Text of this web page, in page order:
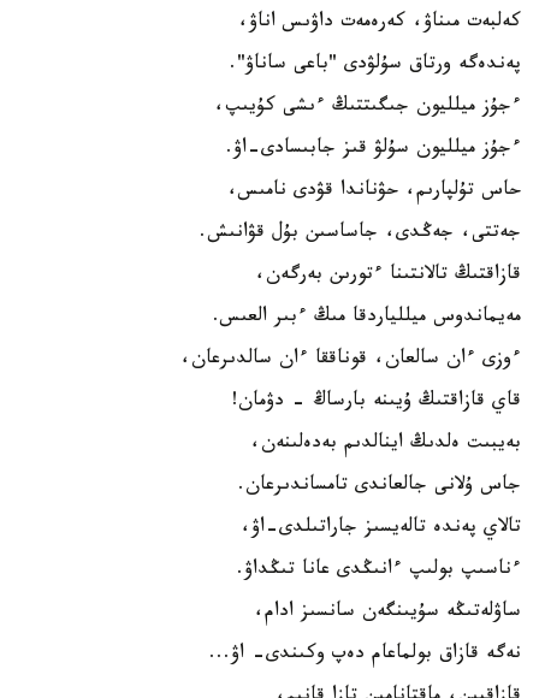
كەلبەت مىناۋ، كەرەمەت داۋىس اناۋ،
پەندەگە ورتاق سۇلۋدى "باعى ساناۋ".
ءجۇز ميلليون جىگىتتىڭ ءىشى كۇيىپ،
ءجۇز ميلليون سۇلۋ قىز جابىسادى-اۋ.
حاس تۇلپارىم، حۋناندا قۋدى نامىس،
جەتتى، جەڭدى، جاساسىن بۇل قۋانىش.
قازاقتىڭ تالانتىنا ءتورىن بەرگەن،
مەيماندوس ميللياردقا مىڭ ءبىر العىس.
ءوزى ءان سالعان، قوناققا ءان سالدىرعان،
قاي قازاقتىڭ ۇيىنە بارساڭ - دۋمان!
بەيبىت ەلدىڭ اينالدىم بەدەلىنەن،
جاس ۇلانى جالعاندى تامساندىرعان.
تالاي پەندە تالەيسىز جاراتىلدى-اۋ،
ءناسىپ بولىپ ءانىڭدى عانا تىڭداۋ.
ساۋلەتىڭە سۇيىنگەن سانسىز ادام،
نەگە قازاق بولماعام دەپ وكىندى- اۋ...